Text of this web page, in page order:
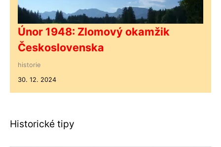
Únor 1948: Zlomový okamžik
Československa
historie
30. 12. 2024
Historické tipy